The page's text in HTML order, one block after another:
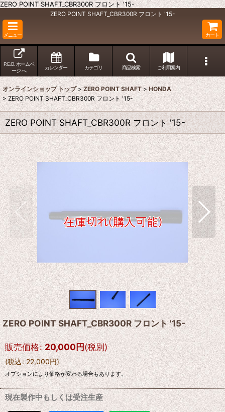
ZERO POINT SHAFT_CBR300R フロント '15-
ZERO POINT SHAFT_CBR300R フロント '15-
メニュー カート
P.E.O. ホームペ
ージ へ
カレンダー カテゴリ 商品検索 ご利用案内
オンラインショップ トップ > ZERO POINT SHAFT > HONDA
> ZERO POINT SHAFT_CBR300R フロント '15-
ZERO POINT SHAFT_CBR300R フロント '15-
ZERO POINT SHAFT_CBR300R フロント '15-
販売価格: 20,000円(税別)
(税込: 22,000円)
オプションにより価格が変わる場合もあります。
現在製作中もしくは受注生産